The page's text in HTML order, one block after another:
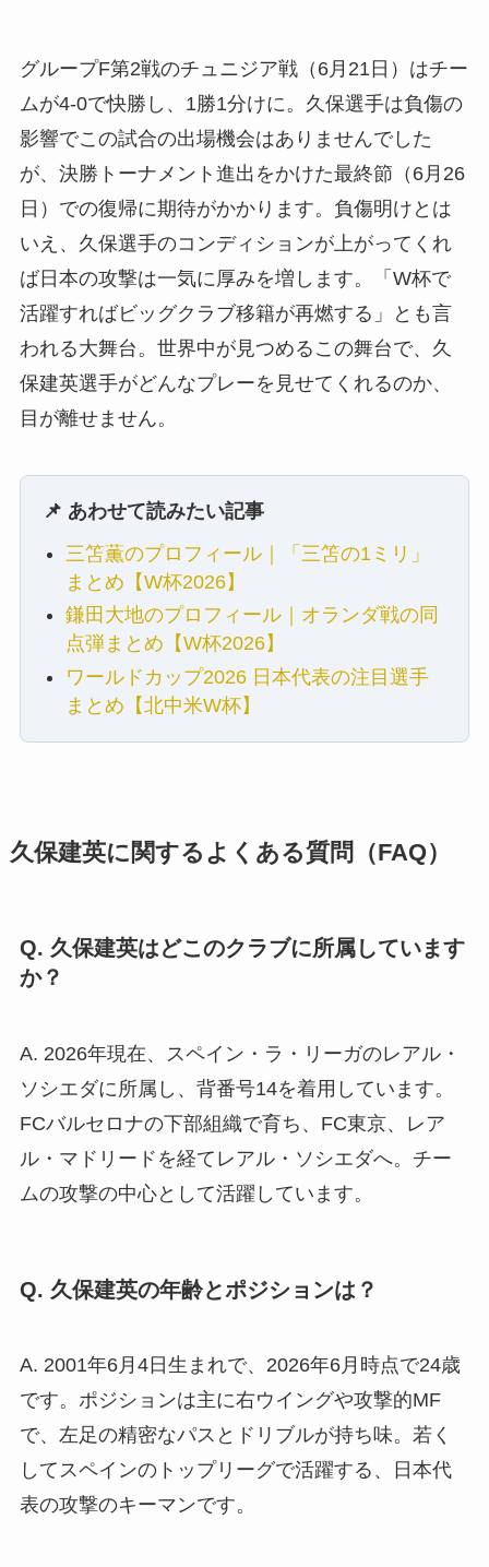
グループF第2戦のチュニジア戦（6月21日）はチー
ムが4-0で快勝し、1勝1分けに。久保選手は負傷の
影響でこの試合の出場機会はありませんでした
が、決勝トーナメント進出をかけた最終節（6月26
日）での復帰に期待がかかります。負傷明けとは
いえ、久保選手のコンディションが上がってくれ
ば日本の攻撃は一気に厚みを増します。「W杯で
活躍すればビッグクラブ移籍が再燃する」とも言
われる大舞台。世界中が見つめるこの舞台で、久
保建英選手がどんなプレーを見せてくれるのか、
目が離せません。
📌 あわせて読みたい記事
三笘薫のプロフィール｜「三笘の1ミリ」
まとめ【W杯2026】
鎌田大地のプロフィール｜オランダ戦の同
点弾まとめ【W杯2026】
ワールドカップ2026 日本代表の注目選手
まとめ【北中米W杯】
久保建英に関するよくある質問（FAQ）
Q. 久保建英はどこのクラブに所属しています
か？
A. 2026年現在、スペイン・ラ・リーガのレアル・
ソシエダに所属し、背番号14を着用しています。
FCバルセロナの下部組織で育ち、FC東京、レア
ル・マドリードを経てレアル・ソシエダへ。チー
ムの攻撃の中心として活躍しています。
Q. 久保建英の年齢とポジションは？
A. 2001年6月4日生まれで、2026年6月時点で24歳
です。ポジションは主に右ウイングや攻撃的MF
で、左足の精密なパスとドリブルが持ち味。若く
してスペインのトップリーグで活躍する、日本代
表の攻撃のキーマンです。